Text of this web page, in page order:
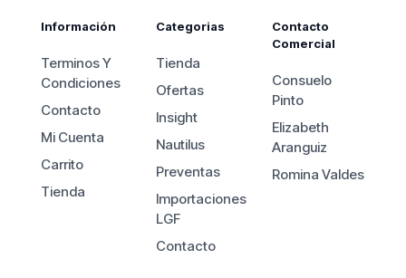
Información
Terminos Y
Condiciones
Contacto
Mi Cuenta
Carrito
Tienda
Categorias
Tienda
Ofertas
Insight
Nautilus
Preventas
Importaciones
LGF
Contacto
Contacto
Comercial
Consuelo
Pinto
Elizabeth
Aranguiz
Romina Valdes